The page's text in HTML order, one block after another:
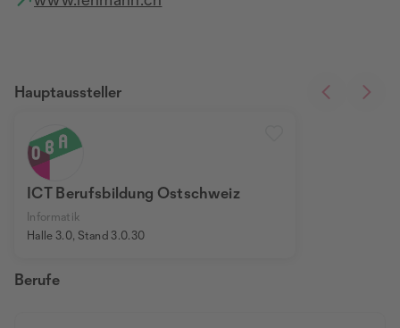
ICT Berufsbildung Ostschweiz
Informatik
Halle 3.0, Stand 3.0.30
Hauptaussteller
Berufe